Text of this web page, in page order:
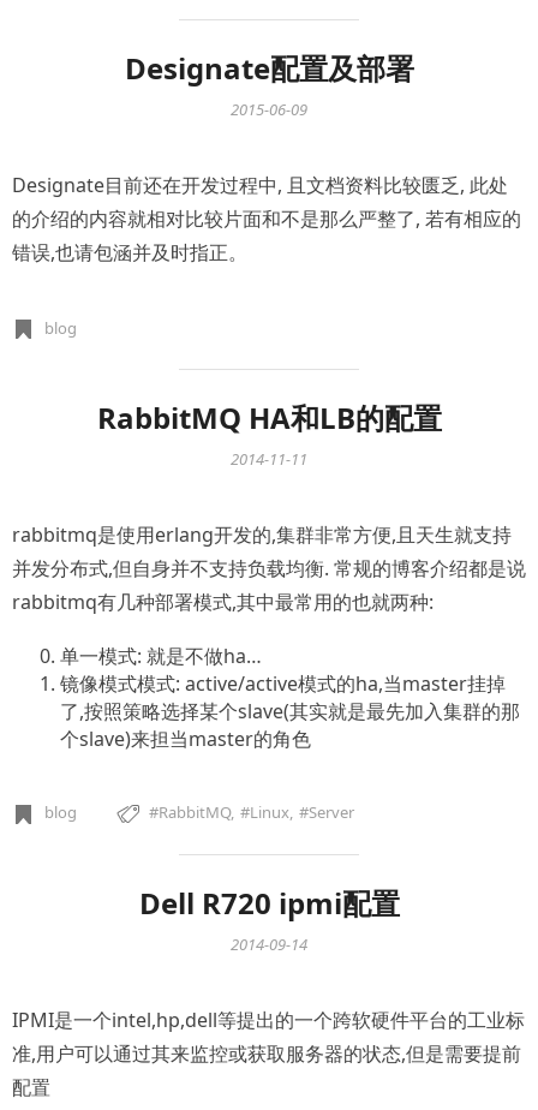
Designate配置及部署
2015-06-09
Designate目前还在开发过程中, 且文档资料比较匮乏, 此处
的介绍的内容就相对比较片面和不是那么严整了, 若有相应的
错误,也请包涵并及时指正。
blog
RabbitMQ HA和LB的配置
2014-11-11
rabbitmq是使用erlang开发的,集群非常方便,且天生就支持
并发分布式,但自身并不支持负载均衡. 常规的博客介绍都是说
rabbitmq有几种部署模式,其中最常用的也就两种:
单一模式: 就是不做ha…
镜像模式模式: active/active模式的ha,当master挂掉
了,按照策略选择某个slave(其实就是最先加入集群的那
个slave)来担当master的角色
blog RabbitMQ Linux Server
Dell R720 ipmi配置
2014-09-14
IPMI是一个intel,hp,dell等提出的一个跨软硬件平台的工业标
准,用户可以通过其来监控或获取服务器的状态,但是需要提前
配置